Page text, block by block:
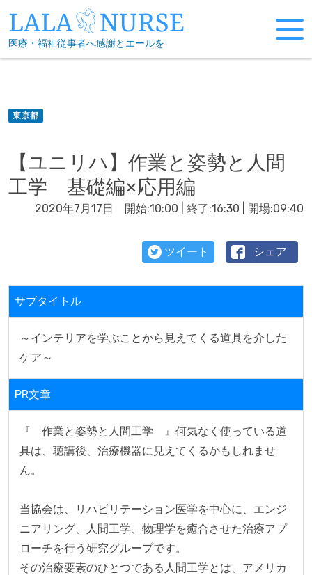
to
content
医療・福祉従事者へ感謝とエールを
東京都
【ユニリハ】作業と姿勢と人間
工学 基礎編×応用編
2020年7月17日 開始:10:00 | 終了:16:30 | 開場:09:40
ツイート シェア
サブタイトル
～インテリアを学ぶことから見えてくる道具を介した
ケア～
PR文章
『　作業と姿勢と人間工学　』何気なく使っている道
具は、聴講後、治療機器に見えてくるかもしれませ
ん。
当協会は、リハビリテーション医学を中心に、エンジ
ニアリング、人間工学、物理学を癒合させた治療アプ
ローチを行う研究グループです。
その治療要素のひとつである人間工学とは、アメリカ